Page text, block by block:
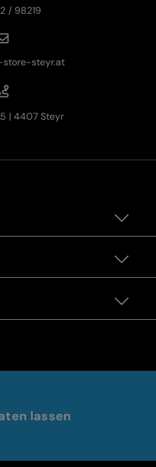
/ 98219
steyr.at
| 4407 Steyr
lassen